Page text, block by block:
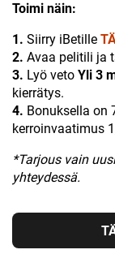
Toimi näin:
1. Siirry iBetille
2. Avaa pelitili ja
3. Lyö veto Yli 3
kierrätys.
4. Bonuksella on
kerroinvaatimus
*Tarjous vain
yhteydessä.